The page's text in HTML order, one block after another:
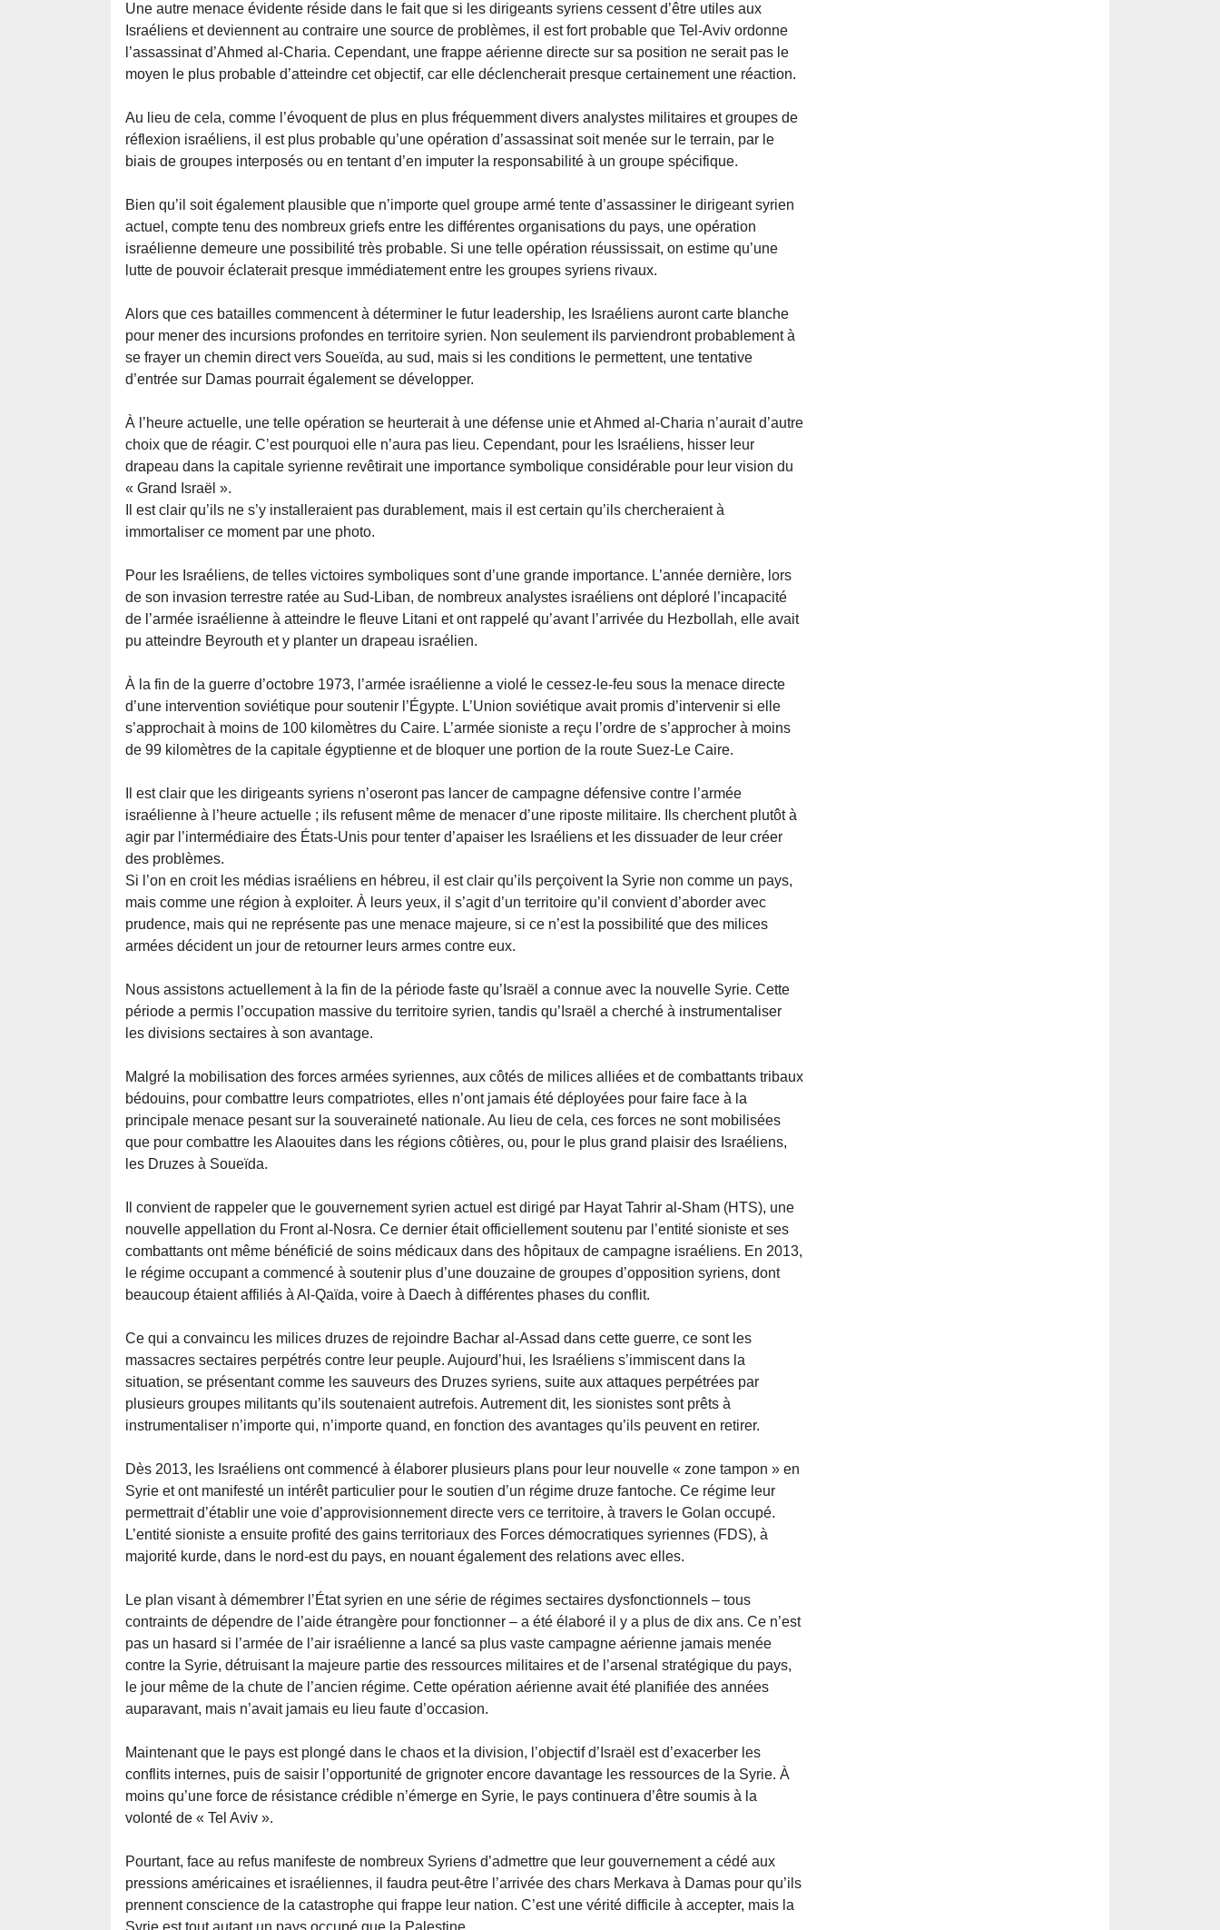
Une autre menace évidente réside dans le fait que si les dirigeants syriens cessent d’être utiles aux
Israéliens et deviennent au contraire une source de problèmes, il est fort probable que Tel-Aviv ordonne
l’assassinat d’Ahmed al-Charia. Cependant, une frappe aérienne directe sur sa position ne serait pas le
moyen le plus probable d’atteindre cet objectif, car elle déclencherait presque certainement une réaction.
Au lieu de cela, comme l’évoquent de plus en plus fréquemment divers analystes militaires et groupes de
réflexion israéliens, il est plus probable qu’une opération d’assassinat soit menée sur le terrain, par le
biais de groupes interposés ou en tentant d’en imputer la responsabilité à un groupe spécifique.
Bien qu’il soit également plausible que n’importe quel groupe armé tente d’assassiner le dirigeant syrien
actuel, compte tenu des nombreux griefs entre les différentes organisations du pays, une opération
israélienne demeure une possibilité très probable. Si une telle opération réussissait, on estime qu’une
lutte de pouvoir éclaterait presque immédiatement entre les groupes syriens rivaux.
Alors que ces batailles commencent à déterminer le futur leadership, les Israéliens auront carte blanche
pour mener des incursions profondes en territoire syrien. Non seulement ils parviendront probablement à
se frayer un chemin direct vers Soueïda, au sud, mais si les conditions le permettent, une tentative
d’entrée sur Damas pourrait également se développer.
À l’heure actuelle, une telle opération se heurterait à une défense unie et Ahmed al-Charia n’aurait d’autre
choix que de réagir. C’est pourquoi elle n’aura pas lieu. Cependant, pour les Israéliens, hisser leur
drapeau dans la capitale syrienne revêtirait une importance symbolique considérable pour leur vision du
« Grand Israël ».
Il est clair qu’ils ne s’y installeraient pas durablement, mais il est certain qu’ils chercheraient à
immortaliser ce moment par une photo.
Pour les Israéliens, de telles victoires symboliques sont d’une grande importance. L’année dernière, lors
de son invasion terrestre ratée au Sud-Liban, de nombreux analystes israéliens ont déploré l’incapacité
de l’armée israélienne à atteindre le fleuve Litani et ont rappelé qu’avant l’arrivée du Hezbollah, elle avait
pu atteindre Beyrouth et y planter un drapeau israélien.
À la fin de la guerre d’octobre 1973, l’armée israélienne a violé le cessez-le-feu sous la menace directe
d’une intervention soviétique pour soutenir l’Égypte. L’Union soviétique avait promis d’intervenir si elle
s’approchait à moins de 100 kilomètres du Caire. L’armée sioniste a reçu l’ordre de s’approcher à moins
de 99 kilomètres de la capitale égyptienne et de bloquer une portion de la route Suez-Le Caire.
Il est clair que les dirigeants syriens n’oseront pas lancer de campagne défensive contre l’armée
israélienne à l’heure actuelle ; ils refusent même de menacer d’une riposte militaire. Ils cherchent plutôt à
agir par l’intermédiaire des États-Unis pour tenter d’apaiser les Israéliens et les dissuader de leur créer
des problèmes.
Si l’on en croit les médias israéliens en hébreu, il est clair qu’ils perçoivent la Syrie non comme un pays,
mais comme une région à exploiter. À leurs yeux, il s’agit d’un territoire qu’il convient d’aborder avec
prudence, mais qui ne représente pas une menace majeure, si ce n’est la possibilité que des milices
armées décident un jour de retourner leurs armes contre eux.
Nous assistons actuellement à la fin de la période faste qu’Israël a connue avec la nouvelle Syrie. Cette
période a permis l’occupation massive du territoire syrien, tandis qu’Israël a cherché à instrumentaliser
les divisions sectaires à son avantage.
Malgré la mobilisation des forces armées syriennes, aux côtés de milices alliées et de combattants tribaux
bédouins, pour combattre leurs compatriotes, elles n’ont jamais été déployées pour faire face à la
principale menace pesant sur la souveraineté nationale. Au lieu de cela, ces forces ne sont mobilisées
que pour combattre les Alaouites dans les régions côtières, ou, pour le plus grand plaisir des Israéliens,
les Druzes à Soueïda.
Il convient de rappeler que le gouvernement syrien actuel est dirigé par Hayat Tahrir al-Sham (HTS), une
nouvelle appellation du Front al-Nosra. Ce dernier était officiellement soutenu par l’entité sioniste et ses
combattants ont même bénéficié de soins médicaux dans des hôpitaux de campagne israéliens. En 2013,
le régime occupant a commencé à soutenir plus d’une douzaine de groupes d’opposition syriens, dont
beaucoup étaient affiliés à Al-Qaïda, voire à Daech à différentes phases du conflit.
Ce qui a convaincu les milices druzes de rejoindre Bachar al-Assad dans cette guerre, ce sont les
massacres sectaires perpétrés contre leur peuple. Aujourd’hui, les Israéliens s’immiscent dans la
situation, se présentant comme les sauveurs des Druzes syriens, suite aux attaques perpétrées par
plusieurs groupes militants qu’ils soutenaient autrefois. Autrement dit, les sionistes sont prêts à
instrumentaliser n’importe qui, n’importe quand, en fonction des avantages qu’ils peuvent en retirer.
Dès 2013, les Israéliens ont commencé à élaborer plusieurs plans pour leur nouvelle « zone tampon » en
Syrie et ont manifesté un intérêt particulier pour le soutien d’un régime druze fantoche. Ce régime leur
permettrait d’établir une voie d’approvisionnement directe vers ce territoire, à travers le Golan occupé.
L’entité sioniste a ensuite profité des gains territoriaux des Forces démocratiques syriennes (FDS), à
majorité kurde, dans le nord-est du pays, en nouant également des relations avec elles.
Le plan visant à démembrer l’État syrien en une série de régimes sectaires dysfonctionnels – tous
contraints de dépendre de l’aide étrangère pour fonctionner – a été élaboré il y a plus de dix ans. Ce n’est
pas un hasard si l’armée de l’air israélienne a lancé sa plus vaste campagne aérienne jamais menée
contre la Syrie, détruisant la majeure partie des ressources militaires et de l’arsenal stratégique du pays,
le jour même de la chute de l’ancien régime. Cette opération aérienne avait été planifiée des années
auparavant, mais n’avait jamais eu lieu faute d’occasion.
Maintenant que le pays est plongé dans le chaos et la division, l’objectif d’Israël est d’exacerber les
conflits internes, puis de saisir l’opportunité de grignoter encore davantage les ressources de la Syrie. À
moins qu’une force de résistance crédible n’émerge en Syrie, le pays continuera d’être soumis à la
volonté de « Tel Aviv ».
Pourtant, face au refus manifeste de nombreux Syriens d’admettre que leur gouvernement a cédé aux
pressions américaines et israéliennes, il faudra peut-être l’arrivée des chars Merkava à Damas pour qu’ils
prennent conscience de la catastrophe qui frappe leur nation. C’est une vérité difficile à accepter, mais la